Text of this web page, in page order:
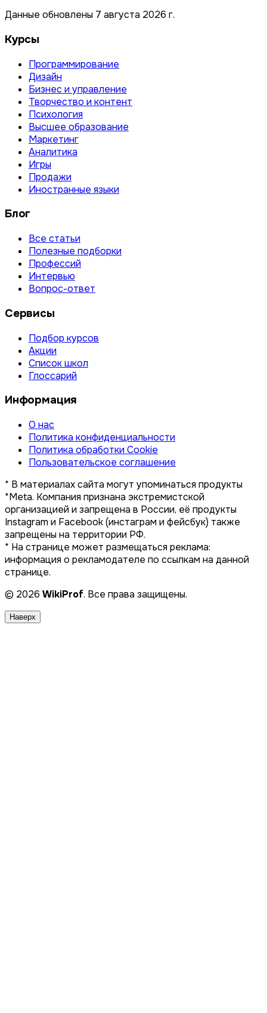
Данные обновлены 7 августа 2026 г.
Курсы
Программирование
Дизайн
Бизнес и управление
Творчество и контент
Психология
Высшее образование
Маркетинг
Аналитика
Игры
Продажи
Иностранные языки
Блог
Все статьи
Полезные подборки
Профессий
Интервью
Вопрос-ответ
Сервисы
Подбор курсов
Акции
Список школ
Глоссарий
Информация
О нас
Политика конфиденциальности
Политика обработки Cookie
Пользовательское соглашение
* В материалах сайта могут упоминаться продукты
*Meta. Компания признана экстремистской
организацией и запрещена в России, её продукты
Instagram и Facebook (инстаграм и фейсбук) также
запрещены на территории РФ.
* На странице может размещаться реклама:
информация о рекламодателе по ссылкам на данной
странице.
© 2026 WikiProf. Все права защищены.
Наверх